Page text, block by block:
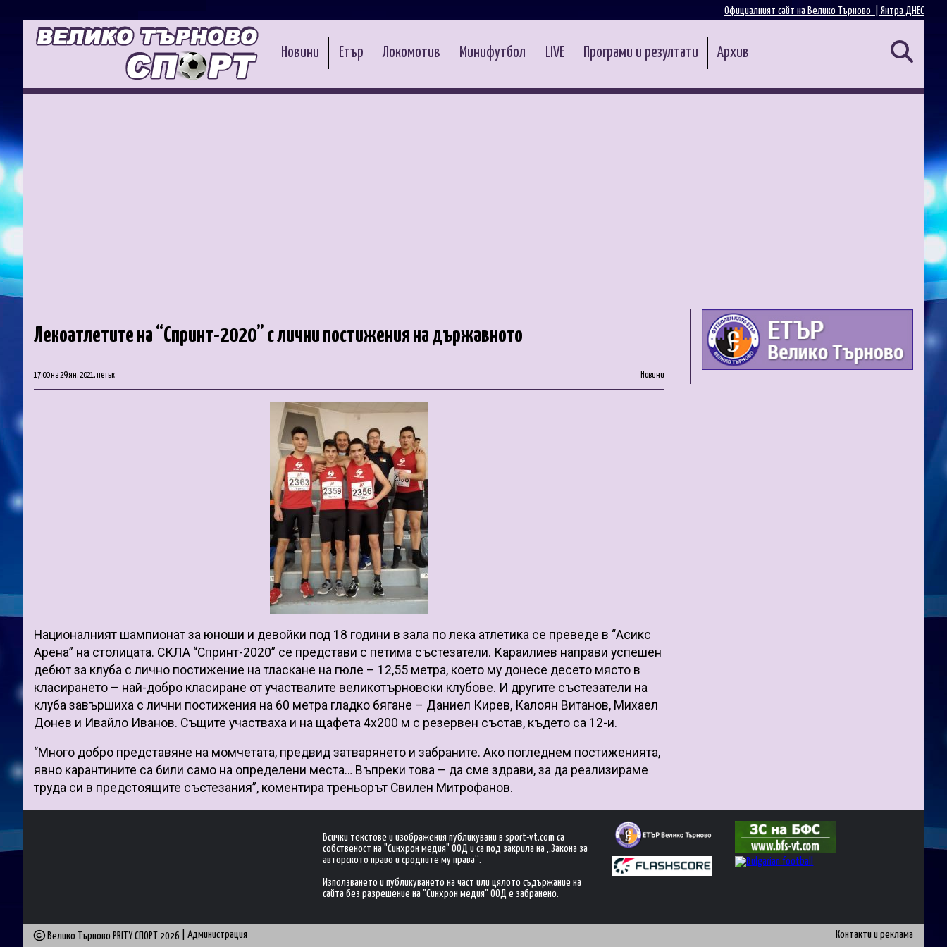
Янтра ДНЕС
Официалният сайт на Велико Търново |
Новини Етър Локомотив Минифутбол LIVE Програми и резултати Архив
Лекоатлетите на “Спринт-2020” с лични постижения на държавното
17:00 на 29 ян. 2021, петък Новини
Националният шампионат за юноши и девойки под 18 години в зала по лека атлетика се преведе в “Асикс
Арена” на столицата. СКЛА “Спринт-2020” се представи с петима състезатели. Караилиев направи успешен
дебют за клуба с лично постижение на тласкане на гюле – 12,55 метра, което му донесе десето място в
класирането – най-добро класиране от участвалите великотърновски клубове. И другите състезатели на
клуба завършиха с лични постижения на 60 метра гладко бягане – Даниел Кирев, Калоян Витанов, Михаел
Донев и Ивайло Иванов. Същите участваха и на щафета 4х200 м с резервен състав, където са 12-и.
“Много добро представяне на момчетата, предвид затварянето и забраните. Ако погледнем постиженията,
явно карантините са били само на определени места… Въпреки това – да сме здрави, за да реализираме
труда си в предстоящите състезания”, коментира треньорът Свилен Митрофанов.
Всички текстове и изображения публикувани в sport-vt.com са
собственост на "Синхрон медия" ООД и са под закрила на „Закона за
авторското право и сродните му права“.
Използването и публикуването на част или цялото съдържание на
сайта без разрешение на "Синхрон медия" ООД е забранено.
Велико Търново PRITY СПОРТ 2026 Администрация Контакти и реклама